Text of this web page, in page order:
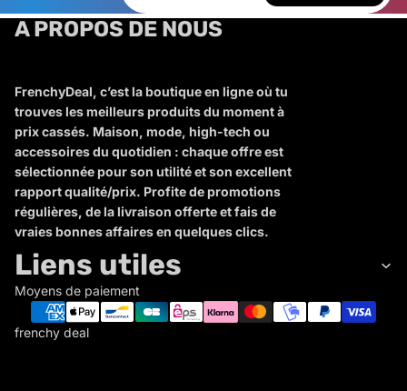
A PROPOS DE NOUS
FrenchyDeal, c’est la boutique en ligne où tu
trouves les meilleurs produits du moment à
prix cassés. Maison, mode, high-tech ou
accessoires du quotidien : chaque offre est
sélectionnée pour son utilité et son excellent
rapport qualité/prix. Profite de promotions
régulières, de la livraison offerte et fais de
vraies bonnes affaires en quelques clics.
Liens utiles
Moyens de paiement
frenchy deal